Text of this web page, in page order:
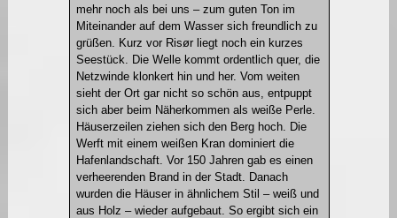
mehr noch als bei uns – zum guten Ton im
Miteinander auf dem Wasser sich freundlich zu
grüßen. Kurz vor Risør liegt noch ein kurzes
Seestück. Die Welle kommt ordentlich quer, die
Netzwinde klonkert hin und her. Vom weiten
sieht der Ort gar nicht so schön aus, entpuppt
sich aber beim Näherkommen als weiße Perle.
Häuserzeilen ziehen sich den Berg hoch. Die
Werft mit einem weißen Kran dominiert die
Hafenlandschaft. Vor 150 Jahren gab es einen
verheerenden Brand in der Stadt. Danach
wurden die Häuser in ähnlichem Stil – weiß und
aus Holz – wieder aufgebaut. So ergibt sich ein